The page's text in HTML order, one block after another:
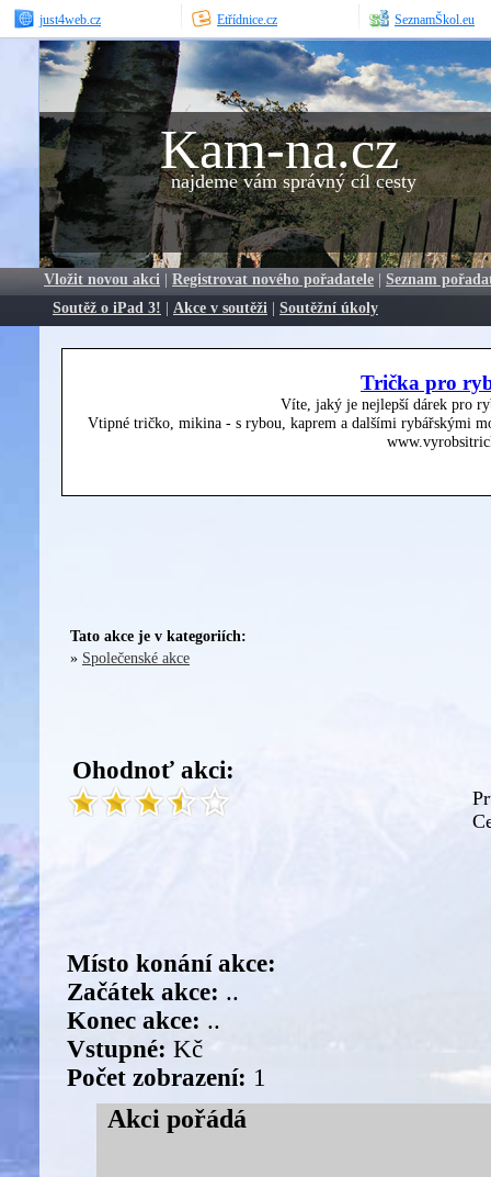
just4web.cz Etřídnice.cz SeznamŠkol.eu
Kam-na.cz
najdeme vám správný cíl cesty
Vložit novou akci | Registrovat nového pořadatele | Seznam
Soutěž o iPad 3! | Akce v soutěži | Soutěžní úkoly
Trička pro
Víte, jaký je nejlepší dárek pro
Vtipné tričko, mikina - s rybou, kaprem a dalšími rybářskými
Tato akce je v kategoriích:
» Společenské akce
Ohodnoť akci:
Místo konání akce:
Začátek akce: ..
Konec akce: ..
Vstupné: Kč
Počet zobrazení: 1
Akci pořádá